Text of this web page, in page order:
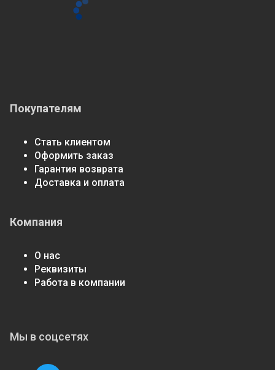
Покупателям
Стать клиентом
Оформить заказ
Гарантия возврата
Доставка и оплата
Компания
О нас
Реквизиты
Работа в компании
Мы в соцсетях